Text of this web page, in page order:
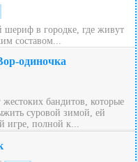
шериф в городке, где живут
составом...
одиночка
бандитов, которые
суровой зимой, ей
игре, полной к...